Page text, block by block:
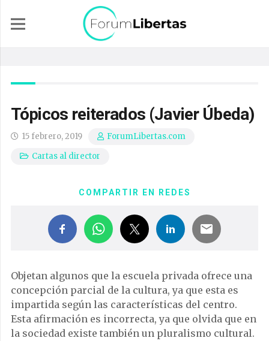
Tópicos reiterados (Javier Úbeda)
15 febrero, 2019
ForumLibertas.com
Cartas al director
COMPARTIR EN REDES
Objetan algunos que la escuela privada ofrece una
concepción parcial de la cultura, ya que esta es
impartida según las características del centro.
Esta afirmación es incorrecta, ya que olvida que en
la sociedad existe también un pluralismo cultural.